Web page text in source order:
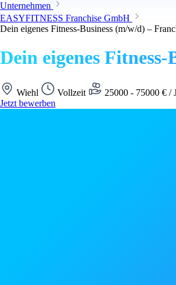
Unternehmen
EASYFITNESS Franchise GmbH
Dein eigenes Fitness-Business (m/w/d) –
Dein eigenes
Wiehl Vollzeit 25000 - 75000 € /
Jetzt bewerben